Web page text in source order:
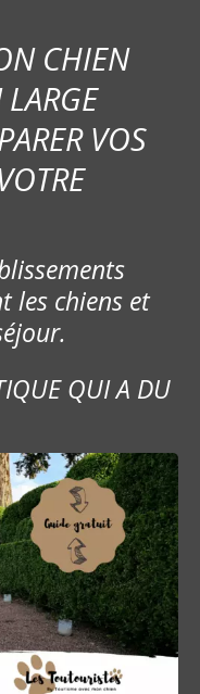
CHIEN
VOS
les chiens et
QUI A DU